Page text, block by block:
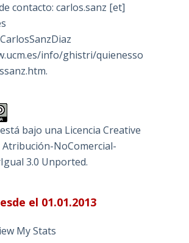
contacto: carlos.sanz [et]
info/ghistri/quienesso
bajo una Licencia Creative
Atribución-NoComercial-
3.0 Unported.
el 01.01.2013
My Stats